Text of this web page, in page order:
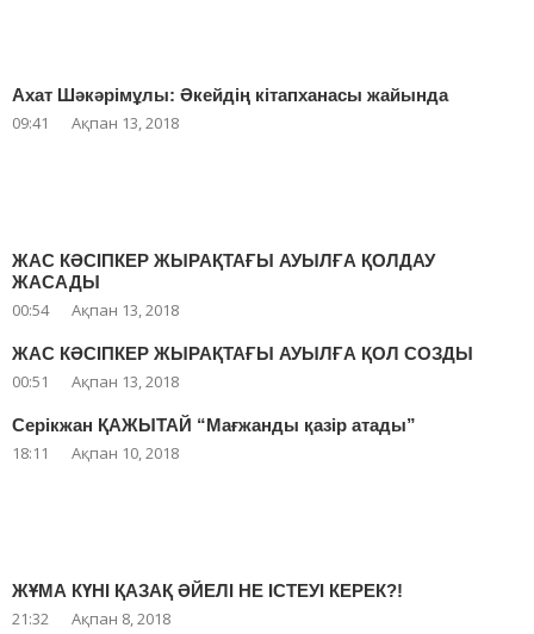
Ахат Шәкәрімұлы: Әкейдің кітапханасы жайында
09:41 Ақпан 13, 2018
ЖАС КӘСІПКЕР ЖЫРАҚТАҒЫ АУЫЛҒА ҚОЛДАУ
ЖАСАДЫ
00:54 Ақпан 13, 2018
ЖАС КӘСІПКЕР ЖЫРАҚТАҒЫ АУЫЛҒА ҚОЛ СОЗДЫ
00:51 Ақпан 13, 2018
Серікжан ҚАЖЫТАЙ “Мағжанды қазір атады”
18:11 Ақпан 10, 2018
ЖҰМА КҮНІ ҚАЗАҚ ӘЙЕЛІ НЕ ІСТЕУІ КЕРЕК?!
21:32 Ақпан 8, 2018